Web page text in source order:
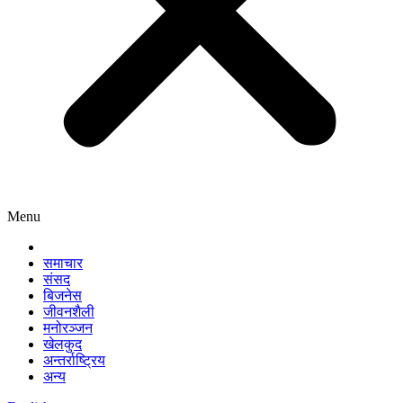
Menu
समाचार
संसद
बिजनेस
जीवनशैली
मनोरञ्जन
खेलकुद
अन्तर्राष्ट्रिय
अन्य